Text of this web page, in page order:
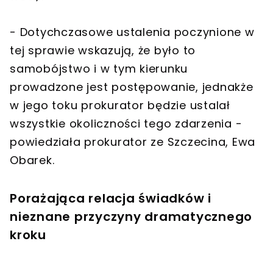
- Dotychczasowe ustalenia poczynione w
tej sprawie wskazują, że było to
samobójstwo i w tym kierunku
prowadzone jest postępowanie, jednakże
w jego toku prokurator będzie ustalał
wszystkie okoliczności tego zdarzenia -
powiedziała prokurator ze Szczecina, Ewa
Obarek.
Porażająca relacja świadków i
nieznane przyczyny dramatycznego
kroku